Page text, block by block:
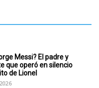
Messi? El padre y
que operó en silencio
de Lionel